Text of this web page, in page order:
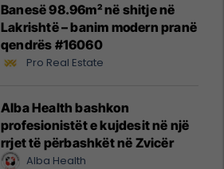
Banesë 98.96m² në shitje në
Lakrishtë – banim modern pranë
qendrës #16060
Pro Real Estate
Alba Health bashkon
profesionistët e kujdesit në një
rrjet të përbashkët në Zvicër
Alba Health